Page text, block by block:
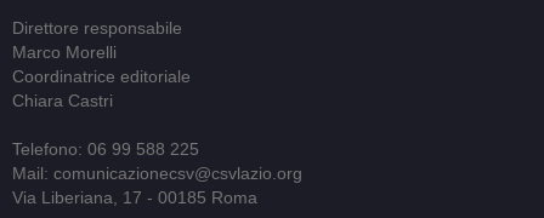
Direttore responsabile
Marco Morelli
Coordinatrice editoriale
Chiara Castri
Telefono: 06 99 588 225
Mail: comunicazionecsv@csvlazio.org
Via Liberiana, 17 - 00185 Roma